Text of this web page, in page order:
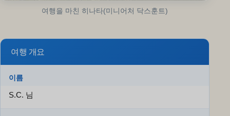
여행을 마친 히나타(미니어처 닥스훈트)
여행 개요
이름
S.C. 님